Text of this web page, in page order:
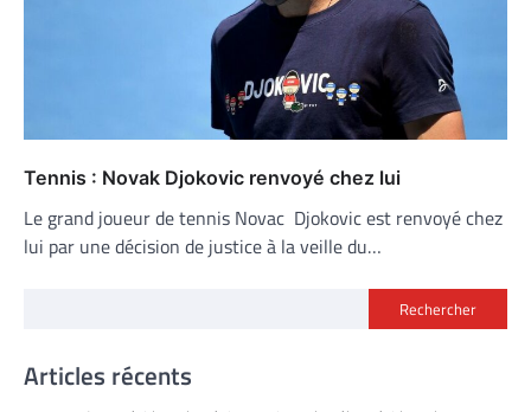
Tennis : Novak Djokovic renvoyé chez lui
Le grand joueur de tennis Novac Djokovic est renvoyé chez
lui par une décision de justice à la veille du…
Rechercher
Articles récents